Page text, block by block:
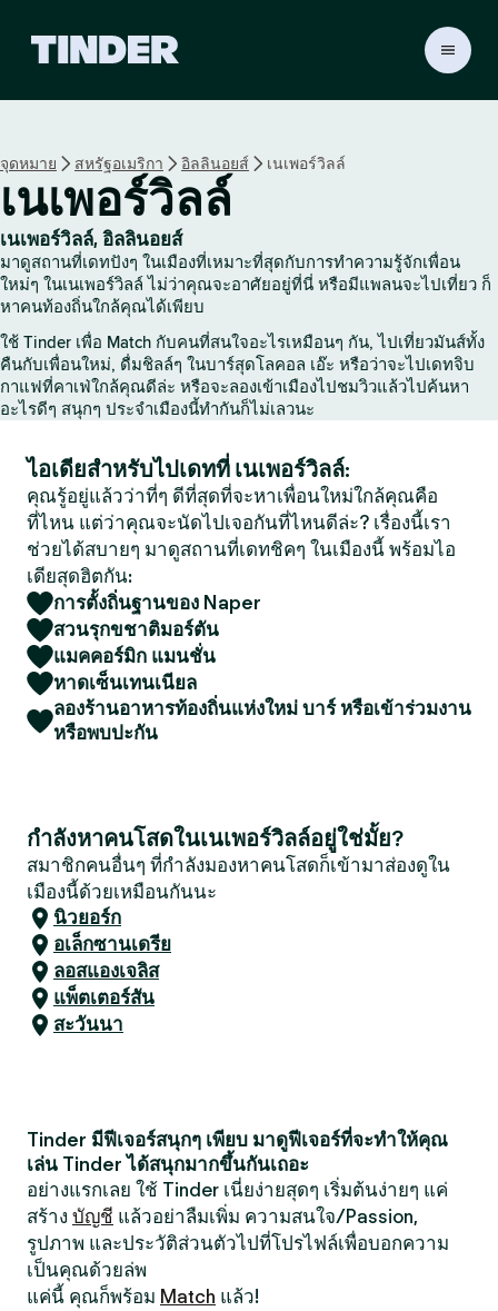
ก
T
i
d
e
r
จุดหมาย สหรัฐอเมริกา อิลลินอยส์ เนเพอร์วิลล์
เนเพอร์วิลล์
เนเพอร์วิลล์, อิลลินอยส์
มาดูสถานที่เดทปังๆ ในเมืองที่เหมาะที่สุดกับการทำความรู้จักเพื่อน
ใหม่ๆ ในเนเพอร์วิลล์ ไม่ว่าคุณจะอาศัยอยู่ที่นี่ หรือมีแพลนจะไปเที่ยว ก็
หาคนท้องถิ่นใกล้คุณได้เพียบ
ใช้ Tinder เพื่อ Match กับคนที่สนใจอะไรเหมือนๆ กัน, ไปเที่ยวมันส์ทั้ง
คืนกับเพื่อนใหม่, ดื่มชิลล์ๆ ในบาร์สุดโลคอล เอ๊ะ หรือว่าจะไปเดทจิบ
กาแฟที่คาเฟ่ใกล้คุณดีล่ะ หรือจะลองเข้าเมืองไปชมวิวแล้วไปค้นหา
อะไรดีๆ สนุกๆ ประจำเมืองนี้ทำกันก็ไม่เลวนะ
ไอเดียสำหรับไปเดทที่ เนเพอร์วิลล์:
คุณรู้อยู่แล้วว่าที่ๆ ดีที่สุดที่จะหาเพื่อนใหม่ใกล้คุณคือ
ที่ไหน แต่ว่าคุณจะนัดไปเจอกันที่ไหนดีล่ะ? เรื่องนี้เรา
ช่วยได้สบายๆ มาดูสถานที่เดทชิคๆ ในเมืองนี้ พร้อมไอ
เดียสุดฮิตกัน:
การตั้งถิ่นฐานของ Naper
สวนรุกขชาติมอร์ตัน
แมคคอร์มิก แมนชั่น
หาดเซ็นเทนเนียล
ลองร้านอาหารท้องถิ่นแห่งใหม่ บาร์ หรือเข้าร่วมงาน
หรือพบปะกัน
กำลังหาคนโสดในเนเพอร์วิลล์อยู่ใช่มั้ย?
สมาชิกคนอื่นๆ ที่กำลังมองหาคนโสดก็เข้ามาส่องดูใน
เมืองนี้ด้วยเหมือนกันนะ
นิวยอร์ก
อเล็กซานเดรีย
ลอสแองเจลิส
แพ็ตเตอร์สัน
สะวันนา
Tinder มีฟีเจอร์สนุกๆ เพียบ มาดูฟีเจอร์ที่จะทำให้คุณ
เล่น Tinder ได้สนุกมากขึ้นกันเถอะ
อย่างแรกเลย ใช้ Tinder เนี่ยง่ายสุดๆ เริ่มต้นง่ายๆ แค่
สร้าง บัญชี แล้วอย่าลืมเพิ่ม ความสนใจ/Passion,
รูปภาพ และประวัติส่วนตัวไปที่โปรไฟล์เพื่อบอกความ
เป็นคุณด้วยล่พ
แค่นี้ คุณก็พร้อม Match แล้ว!